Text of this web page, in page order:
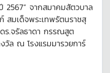
2567” จากสมาคมสัตวบาล
สมเด็จพระเทพรัตนราชสุ
ร.จรัลธาดา กรรณสูต
วัล ณ โรงแรมมารวยการ์